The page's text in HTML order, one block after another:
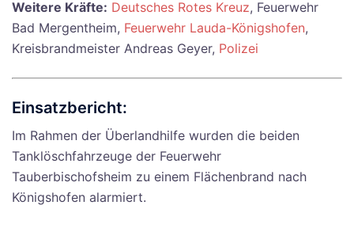
Weitere Kräfte: Deutsches Rotes Kreuz, Feuerwehr
Bad Mergentheim, Feuerwehr Lauda-Königshofen,
Kreisbrandmeister Andreas Geyer, Polizei
Einsatzbericht:
Im Rahmen der Überlandhilfe wurden die beiden
Tanklöschfahrzeuge der Feuerwehr
Tauberbischofsheim zu einem Flächenbrand nach
Königshofen alarmiert.